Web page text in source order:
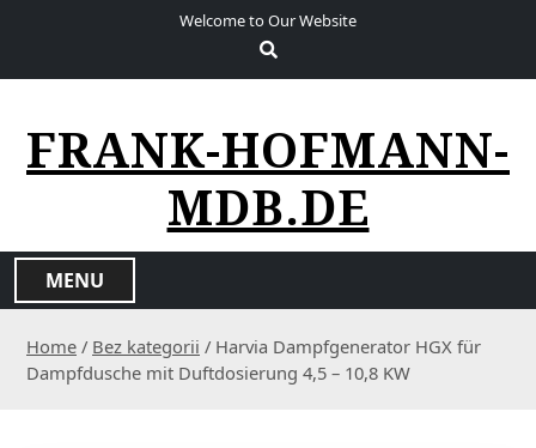
Welcome to Our Website
FRANK-HOFMANN-
MDB.DE
MENU
Home / Bez kategorii / Harvia Dampfgenerator HGX für
Dampfdusche mit Duftdosierung 4,5 – 10,8 KW